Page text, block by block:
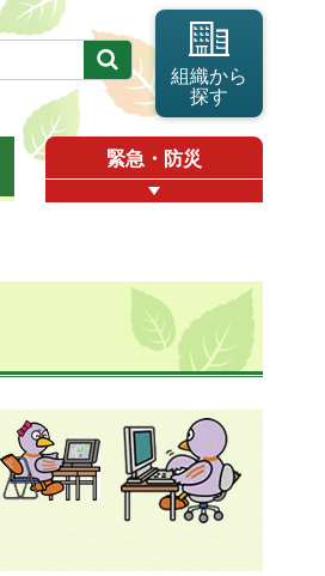
組織から
探す
緊急・防災